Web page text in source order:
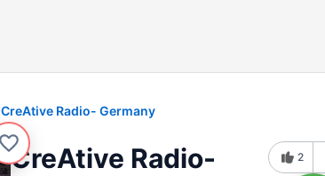
CreAtive Radio- Germany
CreAtive Radio-
2